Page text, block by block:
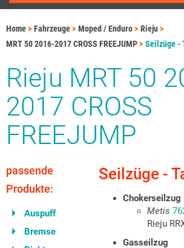
Home Fahrzeuge Moped / Enduro
Rieju
MRT 50 2016-2017 CROSS FREEJUMP
Seilzüge -
Rieju MRT 50
2017 CROSS
FREEJUMP
passende
Produkte:
Auspuff
Bremse
Seilzüge -
Chokerseilzug
Metis
Rieju
Gasseilzug